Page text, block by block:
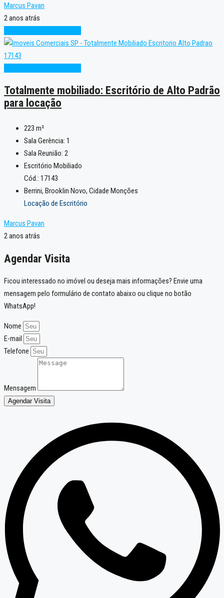
Marcus Pavan
2 anos atrás
Totalmente mobiliado: Escritório de Alto Padrão
para locação
223 m²
Sala Gerência: 1
Sala Reunião: 2
Escritório Mobiliado
Cód.: 17143
Berrini, Brooklin Novo, Cidade Monções
Locação de Escritório
Marcus Pavan
2 anos atrás
Agendar Visita
Ficou interessado no imóvel ou deseja mais informações? Envie uma
mensagem pelo formulário de contato abaixo ou clique no botão
WhatsApp!
Nome
E-mail
Telefone
Mensagem
Agendar Visita